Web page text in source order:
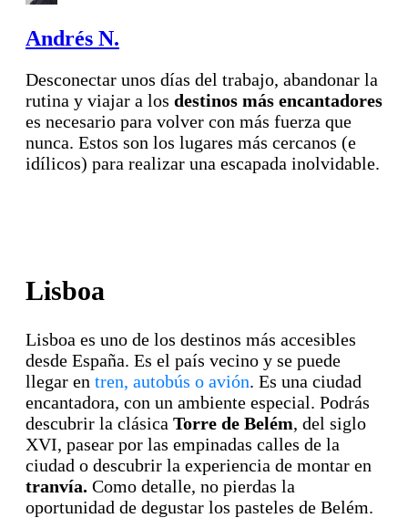
Andrés N.
Desconectar unos días del trabajo, abandonar la
rutina y viajar a los destinos más encantadores
es necesario para volver con más fuerza que
nunca. Estos son los lugares más cercanos (e
idílicos) para realizar una escapada inolvidable.
Lisboa
Lisboa es uno de los destinos más accesibles
desde España. Es el país vecino y se puede
llegar en tren, autobús o avión. Es una ciudad
encantadora, con un ambiente especial. Podrás
descubrir la clásica Torre de Belém, del siglo
XVI, pasear por las empinadas calles de la
ciudad o descubrir la experiencia de montar en
tranvía. Como detalle, no pierdas la
oportunidad de degustar los pasteles de Belém.